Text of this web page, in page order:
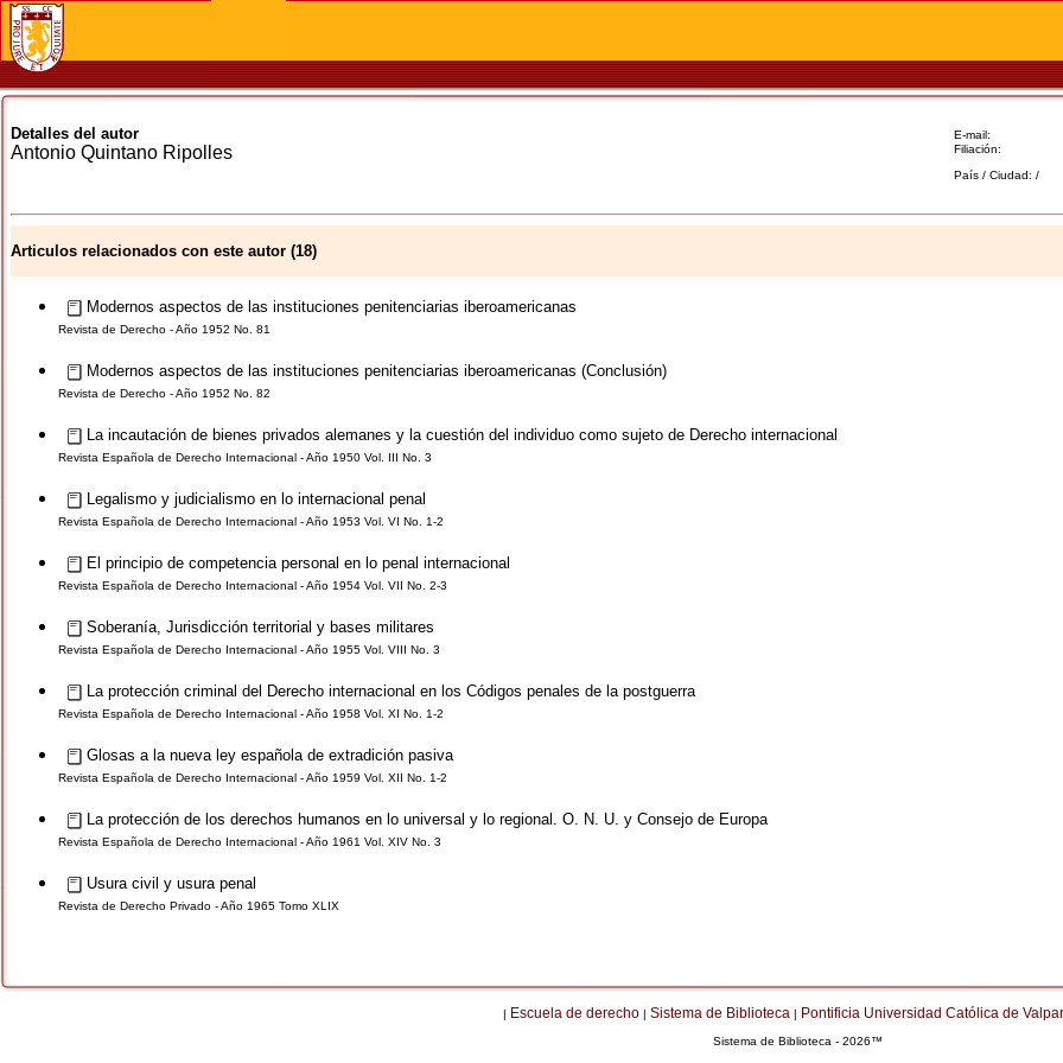
E-mail:
Filiación:
País / Ciudad: /
Detalles del autor
Antonio Quintano Ripolles
Articulos relacionados con este autor (18)
Modernos aspectos de las instituciones penitenciarias iberoamericanas
Revista de Derecho - Año 1952 No. 81
Modernos aspectos de las instituciones penitenciarias iberoamericanas (Conclusión)
Revista de Derecho - Año 1952 No. 82
La incautación de bienes privados alemanes y la cuestión del individuo como sujeto de Derecho internacional
Revista Española de Derecho Internacional - Año 1950 Vol. III No. 3
Legalismo y judicialismo en lo internacional penal
Revista Española de Derecho Internacional - Año 1953 Vol. VI No. 1-2
El principio de competencia personal en lo penal internacional
Revista Española de Derecho Internacional - Año 1954 Vol. VII No. 2-3
Soberanía, Jurisdicción territorial y bases militares
Revista Española de Derecho Internacional - Año 1955 Vol. VIII No. 3
La protección criminal del Derecho internacional en los Códigos penales de la postguerra
Revista Española de Derecho Internacional - Año 1958 Vol. XI No. 1-2
Glosas a la nueva ley española de extradición pasiva
Revista Española de Derecho Internacional - Año 1959 Vol. XII No. 1-2
La protección de los derechos humanos en lo universal y lo regional. O. N. U. y Consejo de Europa
Revista Española de Derecho Internacional - Año 1961 Vol. XIV No. 3
Usura civil y usura penal
Revista de Derecho Privado - Año 1965 Tomo XLIX
| Escuela de derecho | Sistema de Biblioteca | Pontificia Universidad Católica de
Sistema de Biblioteca - 2026™